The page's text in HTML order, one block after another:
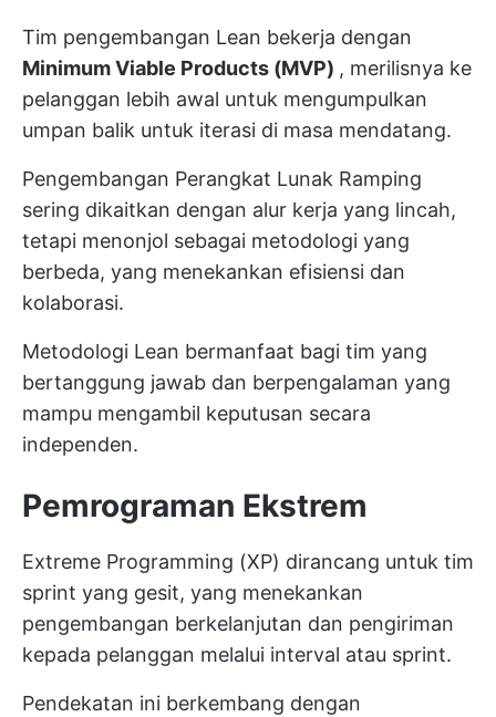
Tim pengembangan Lean bekerja dengan
Minimum Viable Products (MVP) , merilisnya ke
pelanggan lebih awal untuk mengumpulkan
umpan balik untuk iterasi di masa mendatang.
Pengembangan Perangkat Lunak Ramping
sering dikaitkan dengan alur kerja yang lincah,
tetapi menonjol sebagai metodologi yang
berbeda, yang menekankan efisiensi dan
kolaborasi.
Metodologi Lean bermanfaat bagi tim yang
bertanggung jawab dan berpengalaman yang
mampu mengambil keputusan secara
independen.
Pemrograman Ekstrem
Extreme Programming (XP) dirancang untuk tim
sprint yang gesit, yang menekankan
pengembangan berkelanjutan dan pengiriman
kepada pelanggan melalui interval atau sprint.
Pendekatan ini berkembang dengan